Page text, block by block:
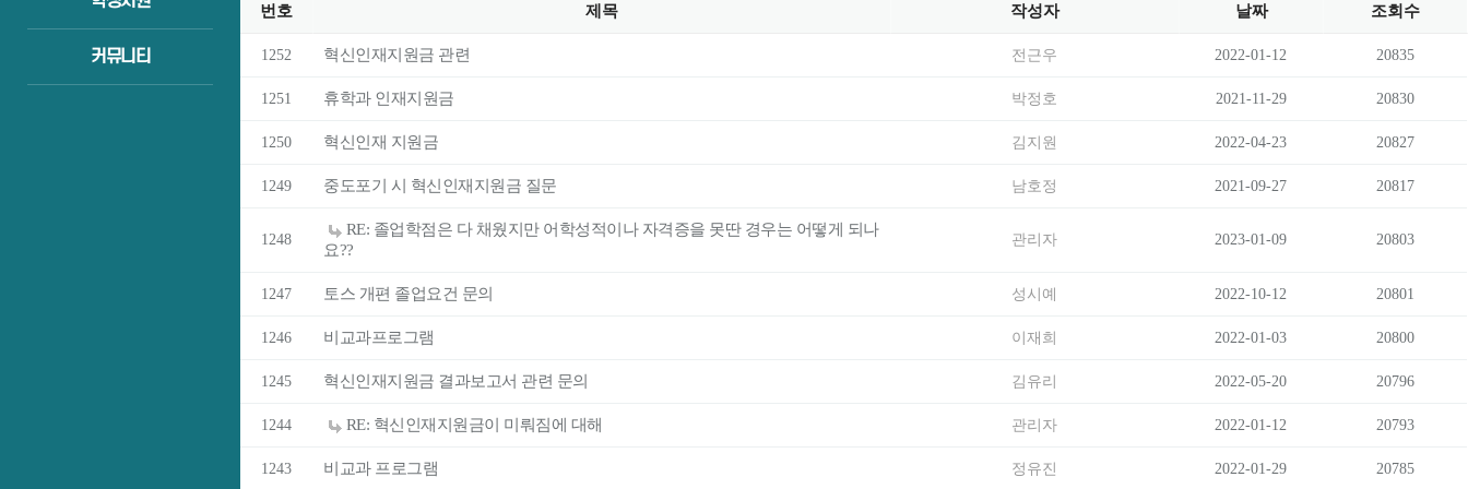
커뮤니티
번호 제목 작성자 날짜 조회수
1252 혁신인재지원금 관련 전근우 2022-01-12 20835
1251 휴학과 인재지원금 박정호 2021-11-29 20830
1250 혁신인재 지원금 김지원 2022-04-23 20827
1249 중도포기 시 혁신인재지원금 질문 남호정 2021-09-27 20817
1248
RE: 졸업학점은 다 채웠지만 어학성적이나 자격증을 못딴 경우는 어떻게 되나
요??
관리자 2023-01-09 20803
1247 토스 개편 졸업요건 문의 성시예 2022-10-12 20801
1246 비교과프로그램 이재희 2022-01-03 20800
1245 혁신인재지원금 결과보고서 관련 문의 김유리 2022-05-20 20796
1244 RE: 혁신인재지원금이 미뤄짐에 대해 관리자 2022-01-12 20793
1243 비교과 프로그램 정유진 2022-01-29 20785